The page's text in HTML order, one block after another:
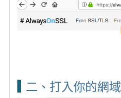
二、打入你的網域